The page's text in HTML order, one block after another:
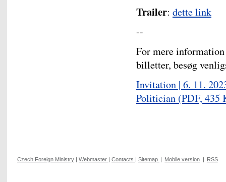
Trailer: dette link
--
For mere
billetter, besøg
Invitation | 6. 11.
Politician (PDF, 435
Czech Foreign Ministry Webmaster Contacts Sitemap Mobile version RSS